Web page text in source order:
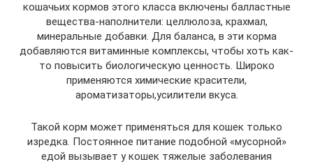
кошачьих кормов этого класса включены балластные
вещества-наполнители: целлюлоза, крахмал,
минеральные добавки. Для баланса, в эти корма
добавляются витаминные комплексы, чтобы хоть как-
то повысить биологическую ценность. Широко
применяются химические красители,
ароматизаторы,усилители вкуса.
Такой корм может применяться для кошек только
изредка. Постоянное питание подобной «мусорной»
едой вызывает у кошек тяжелые заболевания